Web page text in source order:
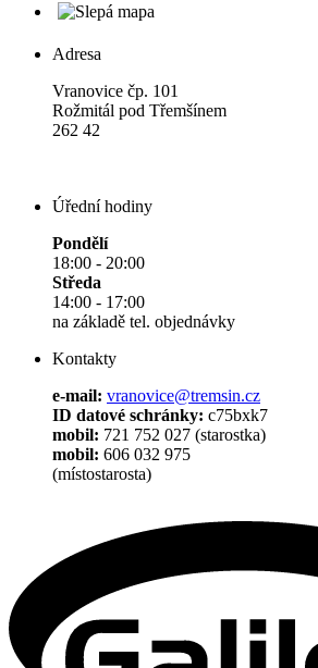
Adresa
Vranovice čp. 101
Rožmitál pod Třemšínem
262 42
Úřední hodiny
Pondělí
18:00 - 20:00
Středa
14:00 - 17:00
na základě tel. objednávky
Kontakty
e-mail: vranovice@tremsin.cz
ID datové schránky: c75bxk7
mobil: 721 752 027 (starostka)
mobil: 606 032 975
(místostarosta)